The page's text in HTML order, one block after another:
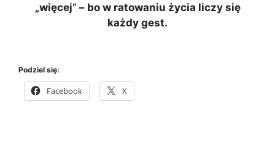
„więcej” – bo w ratowaniu życia liczy się
każdy gest.
Podziel się:
Facebook X